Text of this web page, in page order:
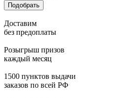
Подобрать
Доставим
без предоплаты
Розыгрыш призов
каждый месяц
1500 пунктов выдачи
заказов по всей РФ